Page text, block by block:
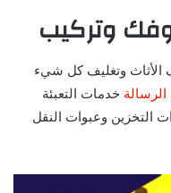
وتركيب
الأثاث وتغليف كل شيء
الرسالة خدمات التعبئة
التخزين وعبوات النقل